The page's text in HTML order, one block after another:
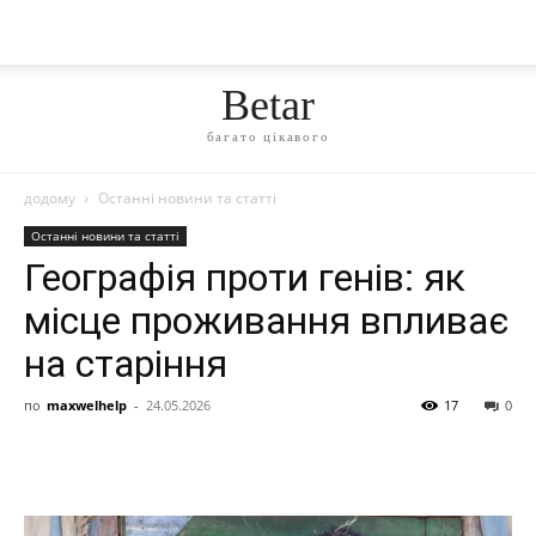
Betar
багато цікавого
додому Останні новини та статті
Останні новини та статті
Географія проти генів: як
місце проживання впливає
на старіння
по maxwelhelp - 24.05.2026 0
17